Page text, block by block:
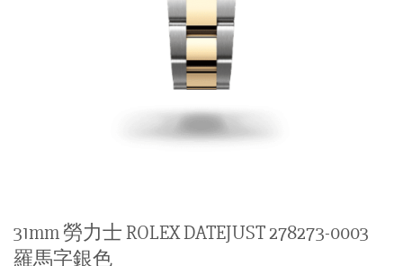
31mm 勞力士 ROLEX DATEJUST 278273-0003
羅馬字銀色